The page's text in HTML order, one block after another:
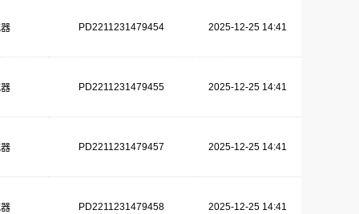
PD2211231479454 2025-12-25 14:41
PD2211231479455 2025-12-25 14:41
PD2211231479457 2025-12-25 14:41
PD2211231479458 2025-12-25 14:41